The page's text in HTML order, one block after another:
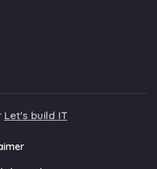
Let's build IT